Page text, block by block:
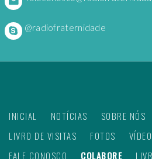
@radiofraternidade
INICIAL NOTÍCIAS SOBRE NÓS
LIVRO DE VISITAS
FOTOS
FALE CONOSCO
COLABORE